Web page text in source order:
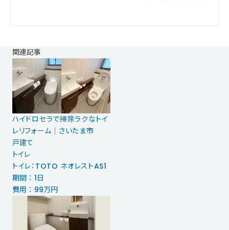
関連記事
ハイドロセラで掃除ラクなトイ
レリフォーム｜さいたま市
戸建て
トイレ
トイレ：TOTO ネオレストAS1
期間 ： 1日
費用 ： 99万円